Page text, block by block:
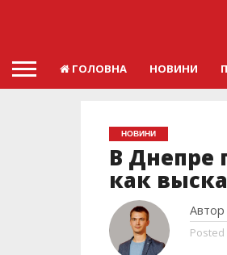
ГОЛОВНА НОВИНИ
НОВИНИ
В Днепре
как
Автор
Posted